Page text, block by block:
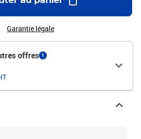
Garantie légale
offres 1